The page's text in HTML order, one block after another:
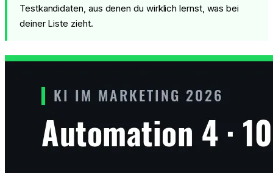
Testkandidaten, aus denen du wirklich lernst, was bei
deiner Liste zieht.